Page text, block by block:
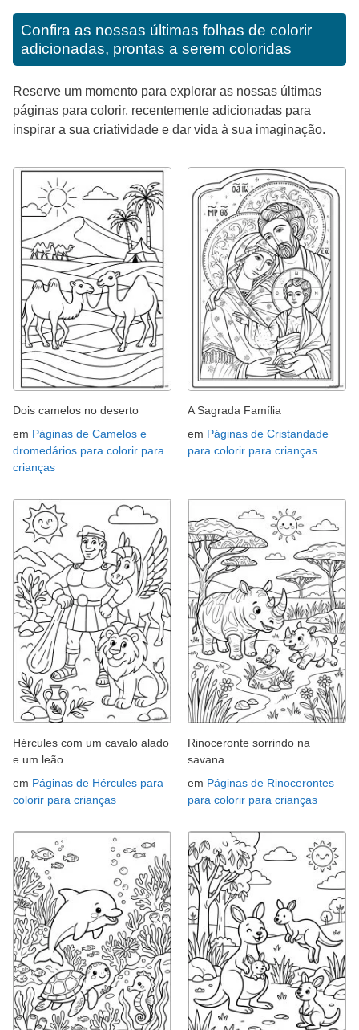
Confira as nossas últimas folhas de colorir
adicionadas, prontas a serem coloridas
Reserve um momento para explorar as nossas últimas
páginas para colorir, recentemente adicionadas para
inspirar a sua criatividade e dar vida à sua imaginação.
Dois camelos no deserto
em Páginas de Camelos e
dromedários para colorir para
crianças
A Sagrada Família
em Páginas de Cristandade
para colorir para crianças
Hércules com um cavalo alado
e um leão
em Páginas de Hércules para
colorir para crianças
Rinoceronte sorrindo na
savana
em Páginas de Rinocerontes
para colorir para crianças